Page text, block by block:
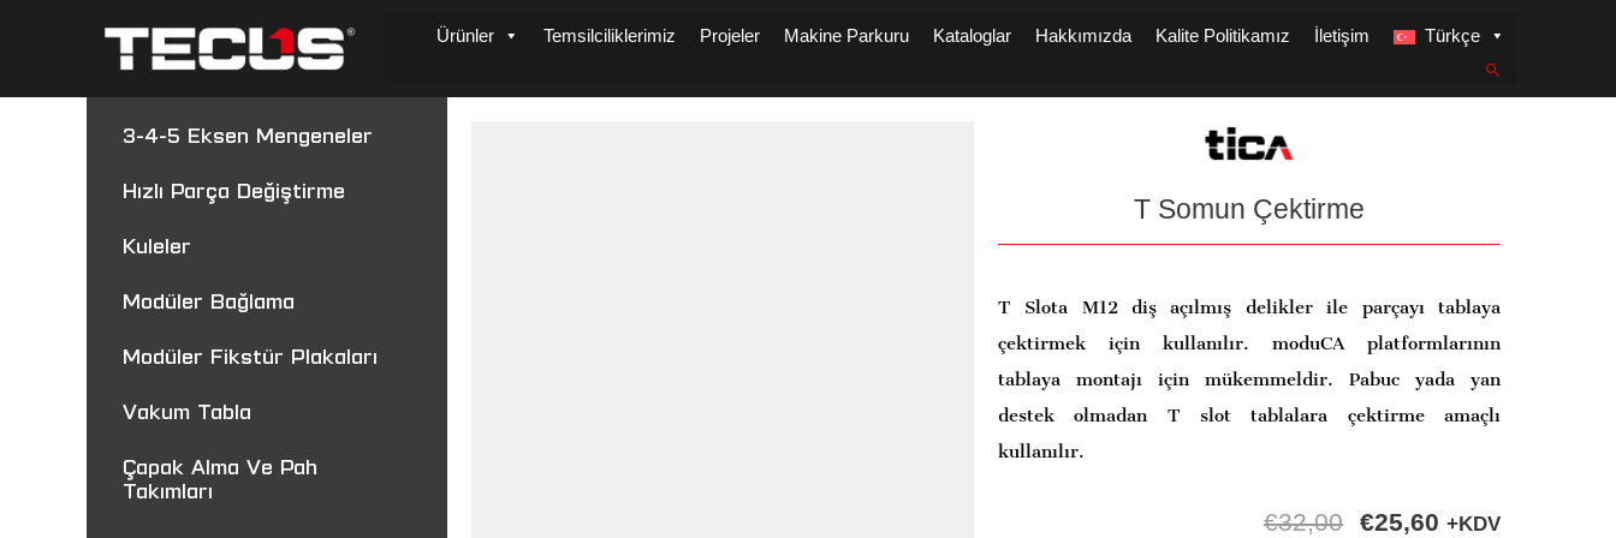
Ürünler Temsilciliklerimiz Projeler Makine Parkuru Kataloglar Hakkımızda Kalite Politikamız İletişim Türkçe
3-4-5 Eksen Mengeneler
Hızlı Parça Değiştirme
Kuleler
Modüler Bağlama
Modüler Fikstür Plakaları
Vakum Tabla
Çapak Alma Ve Pah
Takımları
T Somun Çektirme
T Slota M12 diş açılmış delikler ile parçayı tablaya
çektirmek için kullanılır. moduCA platformlarının
tablaya montajı için mükemmeldir. Pabuc yada yan
destek olmadan T slot tablalara çektirme amaçlı
kullanılır.
€32,00 €25,60 +KDV